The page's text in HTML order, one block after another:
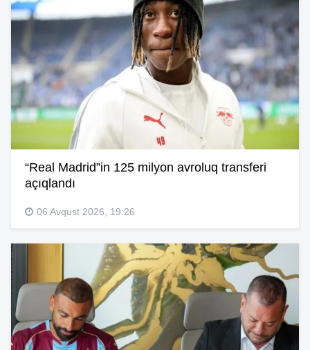
“Real Madrid”in 125 milyon avroluq transferi
açıqlandı
06 Avqust 2026, 19:26